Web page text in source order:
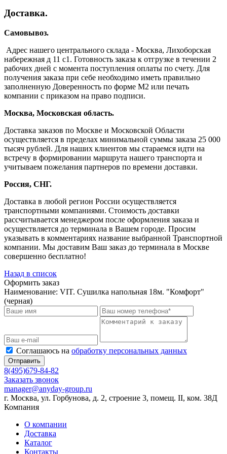
Доставка.
Самовывоз.
Адрес нашего центрального склада - Москва, Лихоборская
набережная д 11 с1. Готовность заказа к отгрузке в течении 2
рабочих дней с момента поступления оплаты по счету. Для
получения заказа при себе необходимо иметь правильно
заполненную Доверенность по форме М2 или печать
компании с приказом на право подписи.
Москва, Московская область.
Доставка заказов по Москве и Московской Области
осуществляется в пределах минимальной суммы заказа 25 000
тысяч рублей. Для наших клиентов мы стараемся идти на
встречу в формировании маршрута нашего транспорта и
учитываем пожелания партнеров по времени доставки.
Россия, СНГ.
Доставка в любой регион России осуществляется
транспортными компаниями. Стоимость доставки
рассчитывается менеджером после оформления заказа и
осуществляется до терминала в Вашем городе. Просим
указывать в комментариях название выбранной Транспортной
компании. Мы доставим Ваш заказ до терминала в Москве
совершенно бесплатно!
Назад в список
Оформить заказ
Наименование: VIT. Сушилка напольная 18м. "Комфорт"
(черная)
Соглашаюсь на обработку персональных данных
Отправить
8(495)679-84-82
Заказать звонок
manager@anyday-group.ru
г. Москва, ул. Горбунова, д. 2, строение 3, помещ. II, ком. 38Д
Компания
О компании
Доставка
Каталог
Контакты